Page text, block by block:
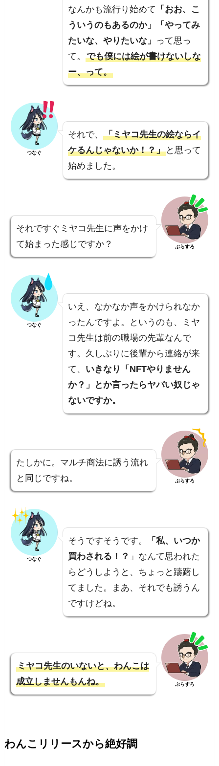
なんかも流行り始めて 「おお、こ
ういうのもあるのか」「やってみ
たいな、やりたいな」 って思っ
て。でも僕には絵が書けないしな
ー、って。
つなぐ
それで、「ミヤコ先生の絵ならイ
ケるんじゃないか！？」 と思って
始めました。
それですぐミヤコ先生に声をかけ
て始まった感じですか？
ぶらすろ
つなぐ
いえ、なかなか声をかけられなか
ったんですよ。というのも、ミヤ
コ先生は前の職場の先輩なんで
す。久しぶりに後輩から連絡が来
て、 いきなり「NFTやりません
か？」とか言ったらヤバい奴じゃ
ないですか。
たしかに。マルチ商法に誘う流れ
と同じですね。
ぶらすろ
つなぐ
そうですそうです。
「私、いつか
買わされる！？ 」なんて思われた
らどうしようと、ちょっと躊躇し
てました。まあ、それでも誘うん
ですけどね。
ミヤコ先生のいないと、わんこは
成立しませんもんね。
ぶらすろ
わんこリリースから絶好調